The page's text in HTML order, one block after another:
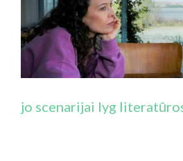
jo scenarijai lyg